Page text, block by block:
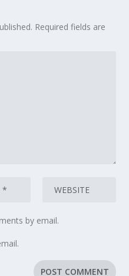
Required fields are
by email.